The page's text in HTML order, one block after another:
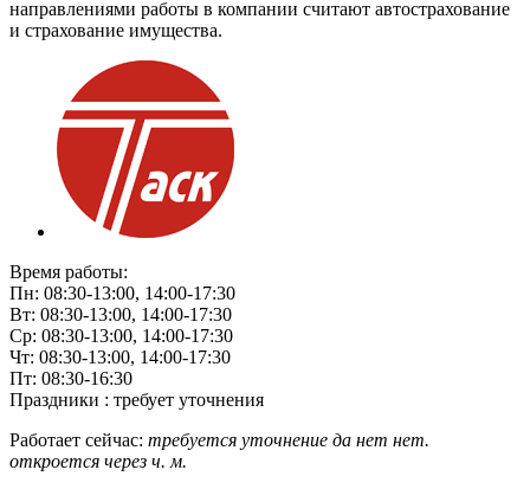
направлениями работы в компании считают автострахование
и страхование имущества.
Время работы:
Пн: 08:30-13:00, 14:00-17:30
Вт: 08:30-13:00, 14:00-17:30
Ср: 08:30-13:00, 14:00-17:30
Чт: 08:30-13:00, 14:00-17:30
Пт: 08:30-16:30
Праздники : требует уточнения
Работает сейчас: требуется уточнение да нет нет.
откроется через ч. м.